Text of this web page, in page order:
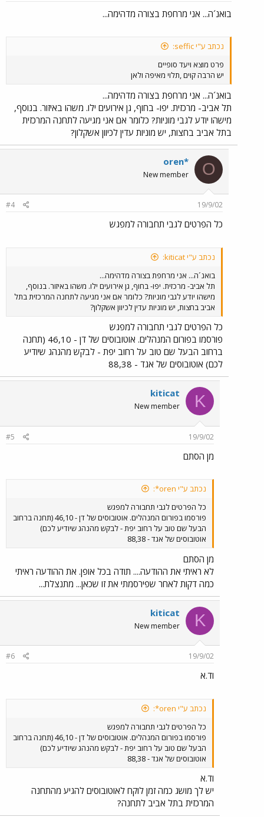
בואנ´ה... אני מרחפת בצורה מדהימה...
נכתב ע"י seffic:
פרט מוצא ויעד סופיים
יש הרבה קוים ,תלוי מאיפה ולאן
בואנ´ה... אני מרחפת בצורה מדהימה...
תל אביב- מרכזית. יפו- בחוף, גן אירועים ילו. משהו באיזור. בנוסף,
מישהו יודע לגבי מוניות? כלומר אם אני מגיעה לתחנה המרכזית
בתל אביב בחצות, יש מוניות עדין לכיוון אשקלון?
O
oren*
New member
19/9/02
#4
כל הפרטים לגבי תחבורה למפגש
נכתב ע"י kiticat:
בואנ´ה... אני מרחפת בצורה מדהימה...
תל אביב- מרכזית. יפו- בחוף, גן אירועים ילו. משהו באיזור. בנוסף,
מישהו יודע לגבי מוניות? כלומר אם אני מגיעה לתחנה המרכזית בתל
אביב בחצות, יש מוניות עדין לכיוון אשקלון?
כל הפרטים לגבי תחבורה למפגש
פורסמו בפורום המנהלים. אוטובוסים של דן - 46,10 (תחנה
ברחוב הבעל שם טוב על רחוב יפת - לבקש מהנהג שיודיע
לכם) אוטובוסים של אגד - 88,38
K
kiticat
New member
19/9/02
#5
מן הסתם
נכתב ע"י oren*:
כל הפרטים לגבי תחבורה למפגש
פורסמו בפורום המנהלים. אוטובוסים של דן - 46,10 (תחנה ברחוב
הבעל שם טוב על רחוב יפת - לבקש מהנהג שיודיע לכם)
אוטובוסים של אגד - 88,38
מן הסתם
לא ראיתי את ההודעה.... תודה בכל אופן. את ההודעה ראיתי
כמה דקות לאחר שפירסמתי את זו שכאן... מתנצלת...
K
kiticat
New member
19/9/02
#6
וד.א
נכתב ע"י oren*:
כל הפרטים לגבי תחבורה למפגש
פורסמו בפורום המנהלים. אוטובוסים של דן - 46,10 (תחנה ברחוב
הבעל שם טוב על רחוב יפת - לבקש מהנהג שיודיע לכם)
אוטובוסים של אגד - 88,38
וד.א
יש לך מושג כמה זמן לוקח לאוטובוסים להגיע מהתחנה
המרכזית בתל אביב לתחנה?